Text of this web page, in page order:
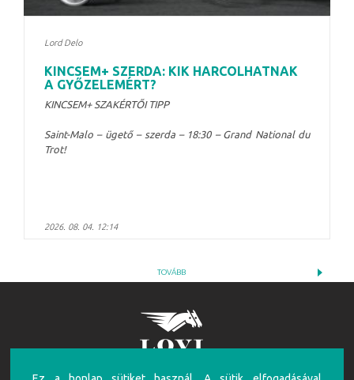
Lord Delo
KINCSEM+ SZERDA: KIK HARCOLHATNAK
A GYŐZELEMÉRT?
KINCSEM+ SZAKÉRTŐI TIPP
Saint-Malo – ügető – szerda – 18:30 – Grand National du
Trot!
2026. 08. 04. 12:14
TOVÁBB